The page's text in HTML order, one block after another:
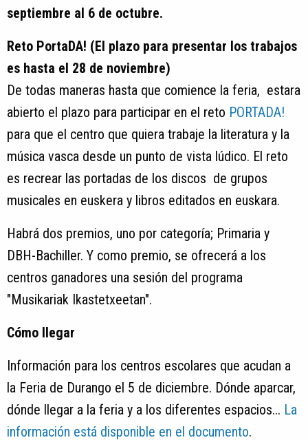
septiembre al 6 de octubre.
Reto PortaDA! (El plazo para presentar los trabajos
es hasta el 28 de noviembre)
De todas maneras hasta que comience la feria, estara
abierto el plazo para participar en el reto PORTADA!
para que el centro que quiera trabaje la literatura y la
música vasca desde un punto de vista lúdico. El reto
es recrear las portadas de los discos de grupos
musicales en euskera y libros editados en euskara.
Habrá dos premios, uno por categoría; Primaria y
DBH-Bachiller. Y como premio, se ofrecerá a los
centros ganadores una sesión del programa
"Musikariak Ikastetxeetan".
Cómo llegar
Información para los centros escolares que acudan a
la Feria de Durango el 5 de diciembre. Dónde aparcar,
dónde llegar a la feria y a los diferentes espacios... La
información está disponible en el documento.